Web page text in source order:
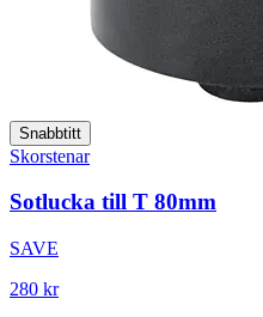
Snabbtitt
Skorstenar
Sotlucka till T 80mm
SAVE
280 kr